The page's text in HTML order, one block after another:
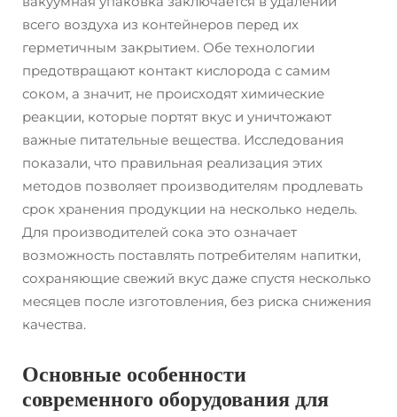
всего воздуха из контейнеров перед их
герметичным закрытием. Обе технологии
предотвращают контакт кислорода с самим
соком, а значит, не происходят химические
реакции, которые портят вкус и уничтожают
важные питательные вещества. Исследования
показали, что правильная реализация этих
методов позволяет производителям продлевать
срок хранения продукции на несколько недель.
Для производителей сока это означает
возможность поставлять потребителям напитки,
сохраняющие свежий вкус даже спустя несколько
месяцев после изготовления, без риска снижения
качества.
Основные особенности
современного оборудования для